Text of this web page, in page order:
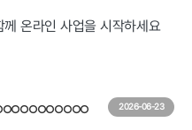
온라인 사업을 시작하세요
2026-06-23